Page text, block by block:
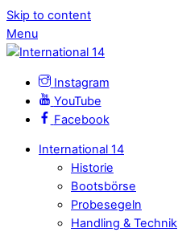
Skip to content
Menu
Instagram
YouTube
Facebook
International 14
Historie
Bootsbörse
Probesegeln
Handling & Technik